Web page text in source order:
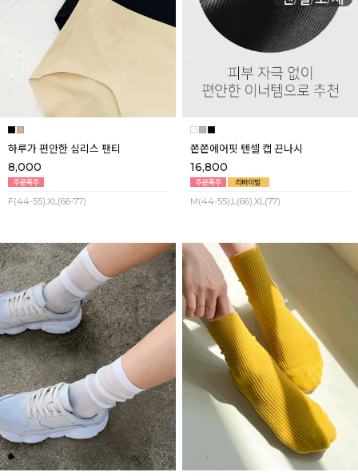
하루가 편안한 심리스 팬티
8,000
F(44-55),XL(66-77)
쫀쫀에어핏 텐셀 캡 끈나시
16,800
M(44-55),L(66),XL(77)